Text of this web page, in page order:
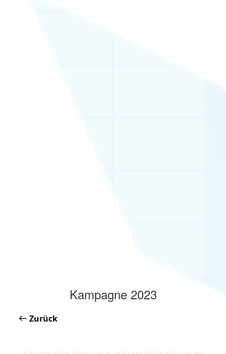
Kampagne 2023
Zurück